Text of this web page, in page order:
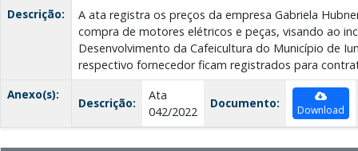
Descrição:
A ata registra os preços da empresa Gabriela
compra de motores elétricos e peças, visando ao
Desenvolvimento da Cafeicultura do Município de
respectivo fornecedor ficam registrados para
Anexo(s):
Descrição:
Ata
042/2022
Documento: Download